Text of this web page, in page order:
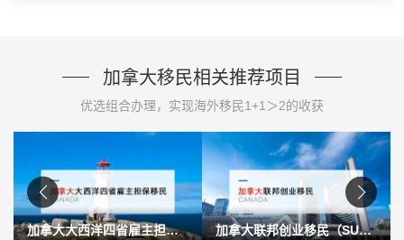
加拿大移民相关推荐项目
优选组合办理，实现海外移民1+1＞2的收获
加拿大联邦创业移民（SUV） 加拿大萨省企业家移民